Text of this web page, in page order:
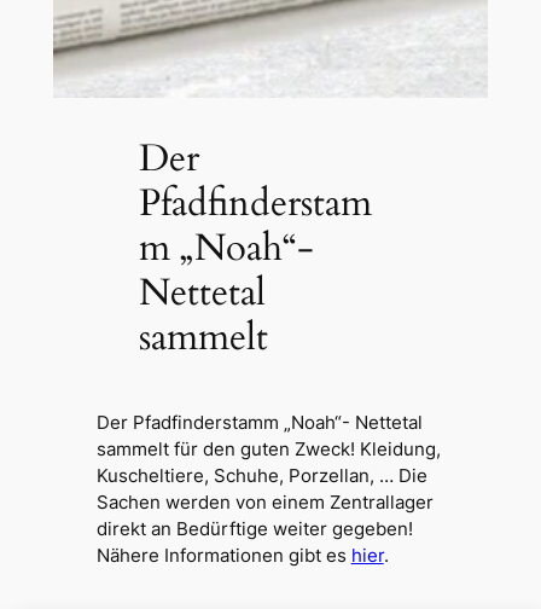
Der
Pfadfinderstam
m „Noah“-
Nettetal
sammelt
Der Pfadfinderstamm „Noah“- Nettetal
sammelt für den guten Zweck! Kleidung,
Kuscheltiere, Schuhe, Porzellan, … Die
Sachen werden von einem Zentrallager
direkt an Bedürftige weiter gegeben!
Nähere Informationen gibt es hier.